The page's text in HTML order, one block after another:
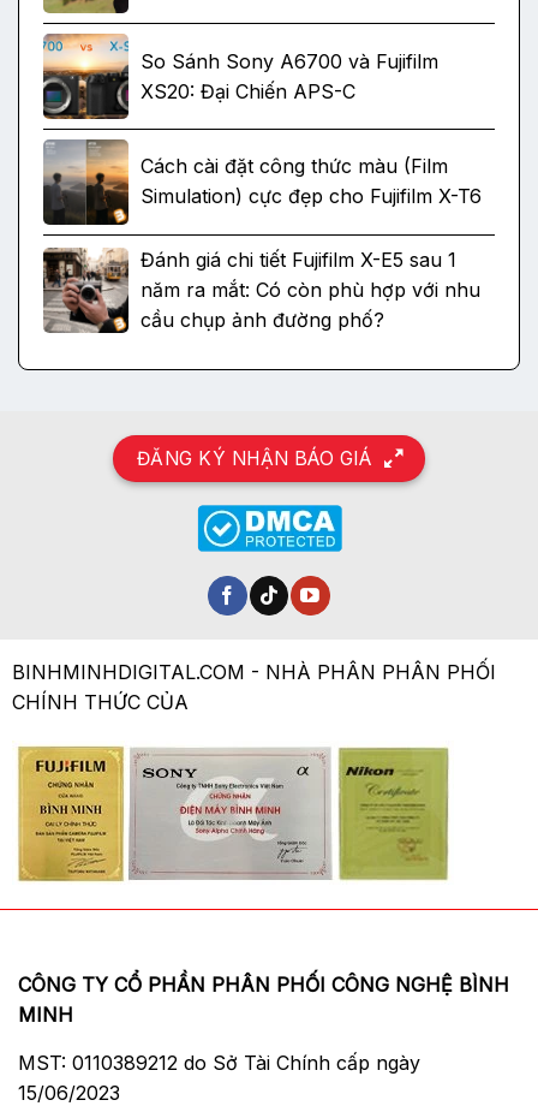
So Sánh Sony A6700 và Fujifilm
XS20: Đại Chiến APS-C
Cách cài đặt công thức màu (Film
Simulation) cực đẹp cho Fujifilm X-T6
Đánh giá chi tiết Fujifilm X-E5 sau 1
năm ra mắt: Có còn phù hợp với nhu
cầu chụp ảnh đường phố?
ĐĂNG KÝ NHẬN BÁO GIÁ
BINHMINHDIGITAL.COM - NHÀ PHÂN PHÂN PHỐI
CHÍNH THỨC CỦA
CÔNG TY CỔ PHẦN PHÂN PHỐI CÔNG NGHỆ BÌNH
MINH
MST: 0110389212 do Sở Tài Chính cấp ngày
15/06/2023